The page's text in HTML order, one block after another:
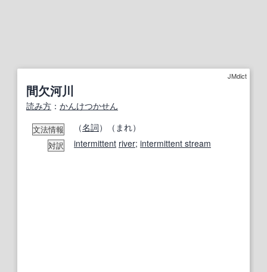
JMdict
間欠河川
読み方 ： かんけつかせん
文法情報 （名詞）（まれ）
対訳 intermittent river; intermittent stream